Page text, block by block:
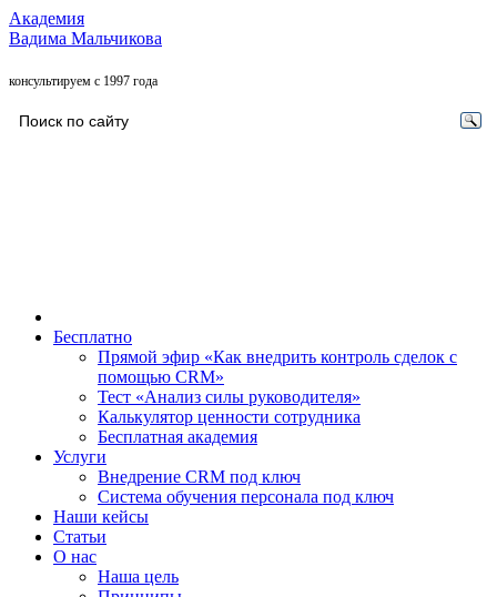
Академия
Вадима Мальчикова
консультируем с 1997 года
Бесплатно
Прямой эфир «Как внедрить контроль сделок с
помощью CRM»
Тест «Анализ силы руководителя»
Калькулятор ценности сотрудника
Бесплатная академия
Услуги
Внедрение CRM под ключ
Система обучения персонала под ключ
Наши кейсы
Статьи
О нас
Наша цель